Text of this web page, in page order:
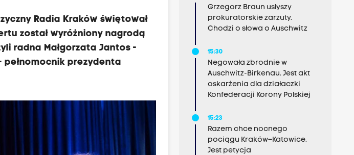
Radia Kraków świętował
został wyróżniony nagrodą
radna Małgorzata Jantos -
pełnomocnik prezydenta
Grzegorz Braun usłyszy
prokuratorskie zarzuty.
Chodzi o słowa o Auschwitz
15:30
Negowała zbrodnie w
Auschwitz-Birkenau. Jest akt
oskarżenia dla działaczki
Konfederacji Korony Polskiej
15:23
Razem chce nocnego
pociągu Kraków–Katowice.
Jest petycja